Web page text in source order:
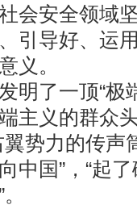
会安全领域
引导好、运
义。
了一顶“极
主义的群众
势力的传声
中国”，“起